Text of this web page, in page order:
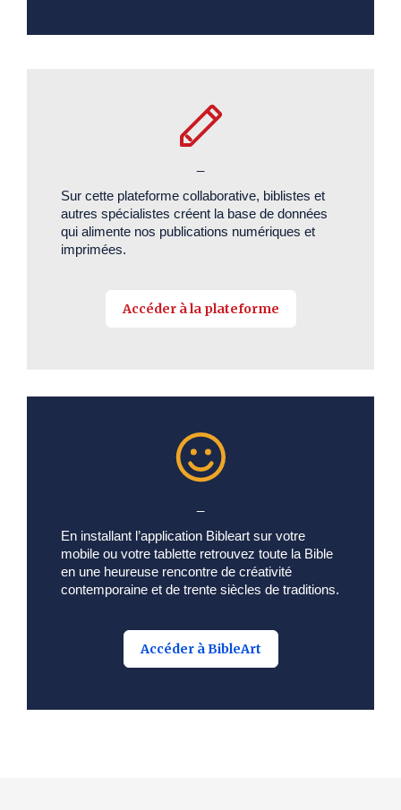
Sur cette plateforme collaborative, biblistes et
autres spécialistes créent la base de données
qui alimente nos publications numériques et
imprimées.
Accéder à la plateforme
En installant l’application Bibleart sur votre
mobile ou votre tablette retrouvez toute la Bible
en une heureuse rencontre de créativité
contemporaine et de trente siècles de traditions.
Accéder à BibleArt